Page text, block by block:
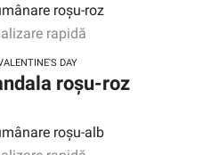
rapidă
DAY
roșu-roz